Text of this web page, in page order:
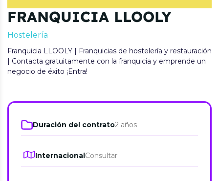
FRANQUICIA LLOOLY
Hostelería
Franquicia LLOOLY | Franquicias de hostelería y restauración
| Contacta gratuitamente con la franquicia y emprende un
negocio de éxito ¡Entra!
Duración del contrato2 años
InternacionalConsultar